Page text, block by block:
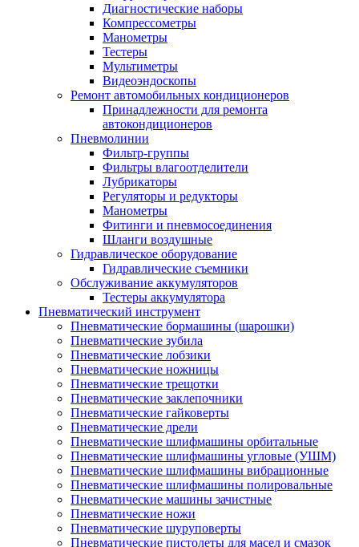
Диагностические наборы
Компрессометры
Манометры
Тестеры
Мультиметры
Видеоэндоскопы
Ремонт автомобильных кондиционеров
Принадлежности для ремонта
автокондиционеров
Пневмолинии
Фильтр-группы
Фильтры влагоотделители
Лубрикаторы
Регуляторы и редукторы
Манометры
Фитинги и пневмосоединения
Шланги воздушные
Гидравлическое оборудование
Гидравлические съемники
Обслуживание аккумуляторов
Тестеры аккумулятора
Пневматический инструмент
Пневматические бормашины (шарошки)
Пневматические зубила
Пневматические лобзики
Пневматические ножницы
Пневматические трещотки
Пневматические заклепочники
Пневматические гайковерты
Пневматические дрели
Пневматические шлифмашины орбитальные
Пневматические шлифмашины угловые (УШМ)
Пневматические шлифмашины вибрационные
Пневматические шлифмашины полировальные
Пневматические машины зачистные
Пневматические ножи
Пневматические шуруповерты
Пневматические пистолеты для масел и смазок